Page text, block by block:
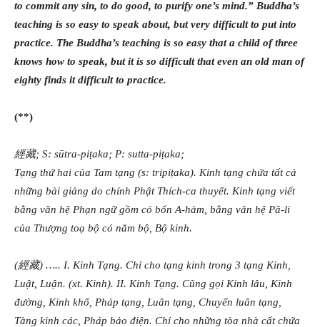
to commit any sin, to do good, to purify one’s mind.” Buddha’s
teaching is so easy to speak about, but very difficult to put into
practice. The Buddha’s teaching is so easy that a child of three
knows how to speak, but it is so difficult that even an old man of
eighty finds it difficult to practice.
(**)
經藏; S: sūtra-piṭaka; P: sutta-piṭaka;
Tạng thứ hai của Tam tạng (s: tripiṭaka). Kinh tạng chứa tất cả
những bài giảng do chính Phật Thích-ca thuyết. Kinh tạng viết
bằng văn hệ Phạn ngữ gồm có bốn A-hàm, bằng văn hệ Pā-li
của Thượng toạ bộ có năm bộ, Bộ kinh.
(經藏) ….. I. Kinh Tạng. Chỉ cho tạng kinh trong 3 tạng Kinh,
Luật, Luận. (xt. Kinh). II. Kinh Tạng. Cũng gọi Kinh lâu, Kinh
đường, Kinh khố, Pháp tạng, Luân tạng, Chuyển luân tạng,
Tàng kinh các, Pháp bảo điện. Chỉ cho những tòa nhà cất chứa